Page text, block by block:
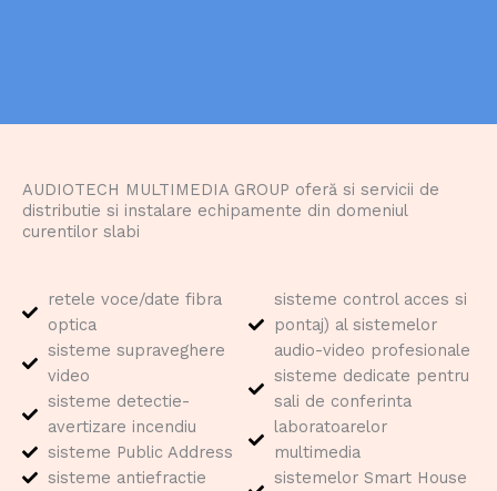
AUDIOTECH MULTIMEDIA GROUP oferă si servicii de
distributie si instalare echipamente din domeniul
curentilor slabi
retele voce/date fibra
optica
sisteme supraveghere
video
sisteme detectie-
avertizare incendiu
sisteme Public Address
sisteme antiefractie
sisteme control acces si
pontaj) al sistemelor
audio-video profesionale
sisteme dedicate pentru
sali de conferinta
laboratoarelor
multimedia
sistemelor Smart House